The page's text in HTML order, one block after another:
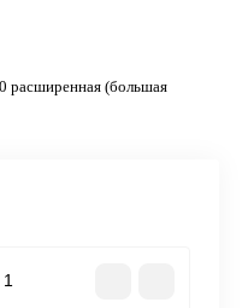
расширенная (большая